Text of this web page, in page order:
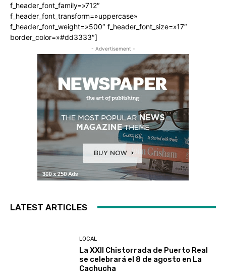
f_header_font_family=»712″
f_header_font_transform=»uppercase»
f_header_font_weight=»500″ f_header_font_size=»17″
border_color=»#dd3333″]
- Advertisement -
LATEST ARTICLES
LOCAL
La XXII Chistorrada de Puerto Real
se celebrará el 8 de agosto en La
Cachucha